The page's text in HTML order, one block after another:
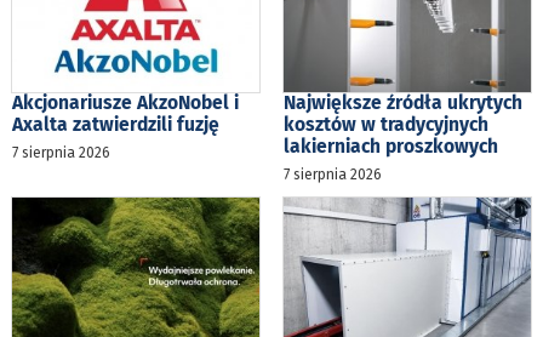
Akcjonariusze AkzoNobel i
Axalta zatwierdzili fuzję
7 sierpnia 2026
Największe źródła ukrytych
kosztów w tradycyjnych
lakierniach proszkowych
7 sierpnia 2026